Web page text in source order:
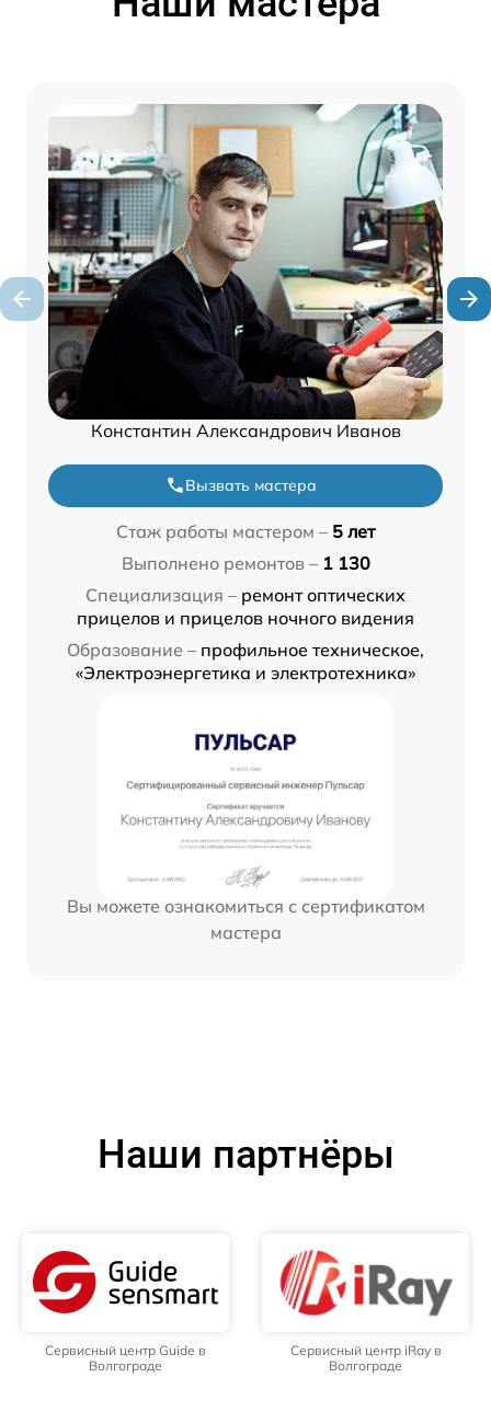
Константин Александрович Иванов
Вызвать мастера
Стаж работы мастером – 5 лет
Выполнено ремонтов – 1 130
Специализация – ремонт оптических
прицелов и прицелов ночного видения
Образование – профильное техническое,
«Электроэнергетика и электротехника»
Вы можете ознакомиться с сертификатом
мастера
Наши партнёры
Сервисный центр Guide в
Волгограде
Сервисный центр iRay в
Волгограде